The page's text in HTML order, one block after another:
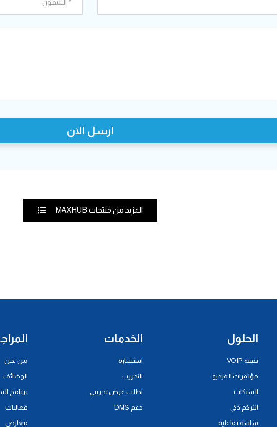
ارسل الان
المزيد من منتجات MAXHUB
الحلول
تقنية VOIP
مؤتمرات الفيديو
الشبكات
انتركم ذكي
شاشة تفاعلية
الخدمات
استشارة
التدريب
اطلب عرض تجريبي
دعم DMS
من نحن
الوظائف
برنامج
فعاليات
معارض